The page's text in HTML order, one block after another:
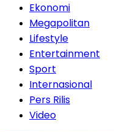
Ekonomi
Megapolitan
Lifestyle
Entertainment
Sport
Internasional
Pers Rilis
Video